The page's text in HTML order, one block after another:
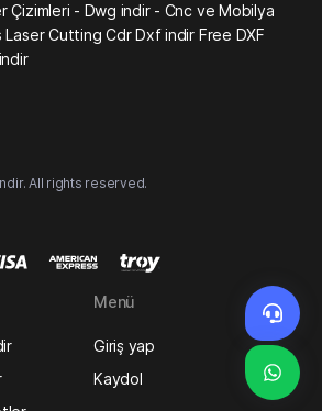
Çizimleri - Dwg indir - Cnc ve Mobilya
Cutting Cdr Dxf indir Free DXF
All rights reserved.
Menü
Giriş yap
Kaydol